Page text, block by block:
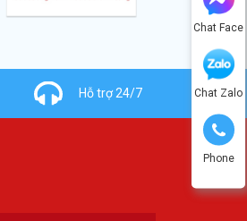
Chat Face
Chat Zalo
Phone
Hỗ trợ 24/7